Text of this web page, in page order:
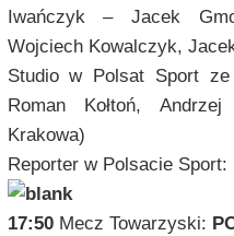
Iwańczyk – Jacek
Wojciech Kowalczyk,
Studio w Polsat Sport
Roman Kołtoń,
Krakowa)
Reporter w Polsacie
17:50 Mecz Towarzyski: